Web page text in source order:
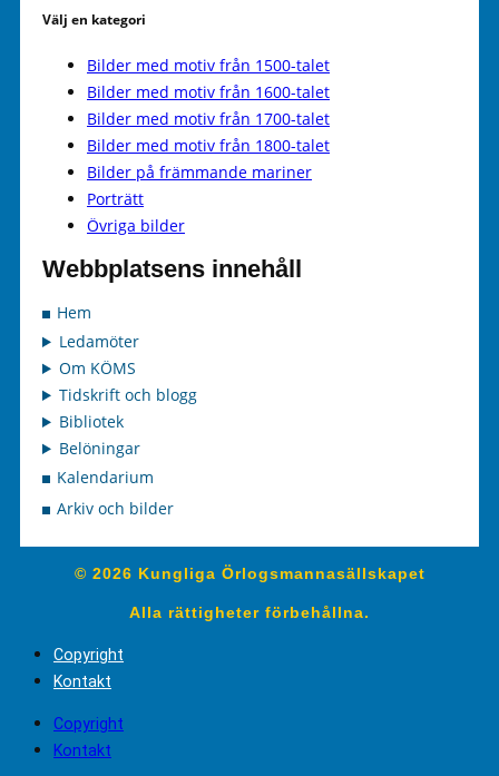
Välj en kategori
Bilder med motiv från 1500-talet
Bilder med motiv från 1600-talet
Bilder med motiv från 1700-talet
Bilder med motiv från 1800-talet
Bilder på främmande mariner
Porträtt
Övriga bilder
Webbplatsens innehåll
Hem
Ledamöter
Om KÖMS
Tidskrift och blogg
Bibliotek
Belöningar
Kalendarium
Arkiv och bilder
© 2026 Kungliga Örlogsmannasällskapet
Alla rättigheter förbehållna.
Copyright
Kontakt
Copyright
Kontakt